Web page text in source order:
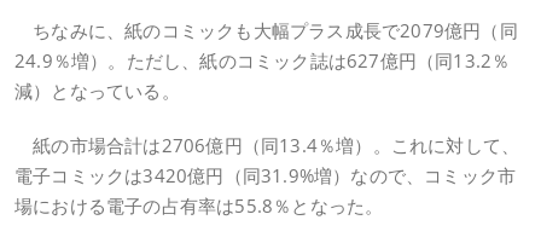
ちなみに、紙のコミックも大幅プラス成長で2079億円（同
24.9％増）。ただし、紙のコミック誌は627億円（同13.2％
減）となっている。
紙の市場合計は2706億円（同13.4％増）。これに対して、
電子コミックは3420億円（同31.9%増）なので、コミック市
場における電子の占有率は55.8％となった。